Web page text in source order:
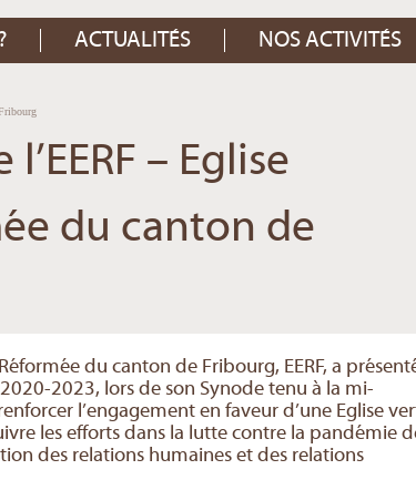
ACTUALITÉS NOS ACTIVITÉS
– Eglise
du canton de
du canton de Fribourg, EERF, a
2023, lors de son Synode tenu à la mi-
l’engagement en faveur d’une Eglise
les efforts dans la lutte contre la pandémie
des relations humaines et des relations